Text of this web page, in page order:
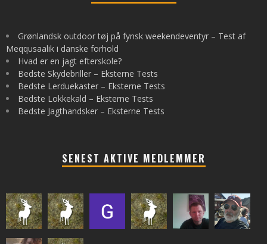
Grønlandsk outdoor tøj på fynsk weekendeventyr – Test af
Meqqusaalik i danske forhold
Hvad er en jagt efterskole?
Bedste Skydebriller – Eksterne Tests
Bedste Lerduekaster – Eksterne Tests
Bedste Lokkekald – Eksterne Tests
Bedste Jagthandsker – Eksterne Tests
SENEST AKTIVE MEDLEMMER